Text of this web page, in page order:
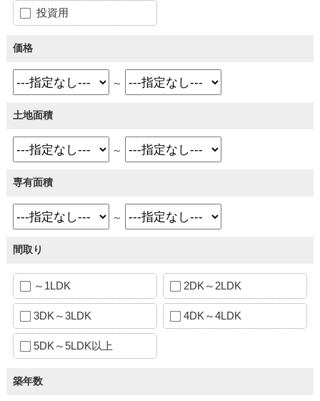
投資用
価格
～
土地面積
～
専有面積
～
間取り
～1LDK 2DK～2LDK
3DK～3LDK 4DK～4LDK
5DK～5LDK以上
築年数